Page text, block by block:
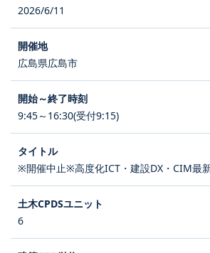
2026/6/11
広島県広島市
9:45～16:30(受付9:15)
※開催中止※高度化ICT・建設DX・CIM最
6